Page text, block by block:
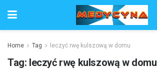
Home Tag leczyć rwę kulszową w domu
Tag: leczyć rwę kulszową w domu